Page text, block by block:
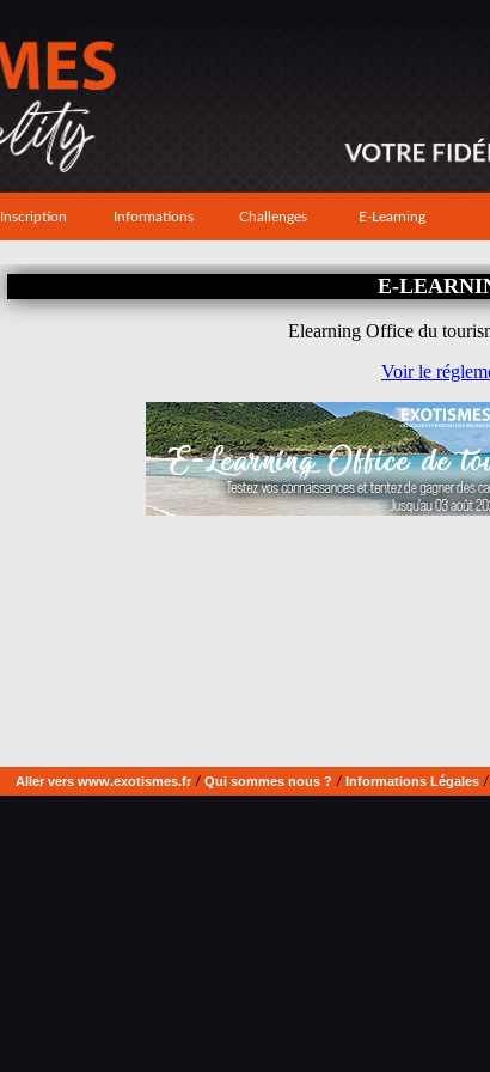
Inscription Informations Challenges E-Learning
Aller vers www.exotismes.fr/ Qui sommes nous ? / Informations Légales/